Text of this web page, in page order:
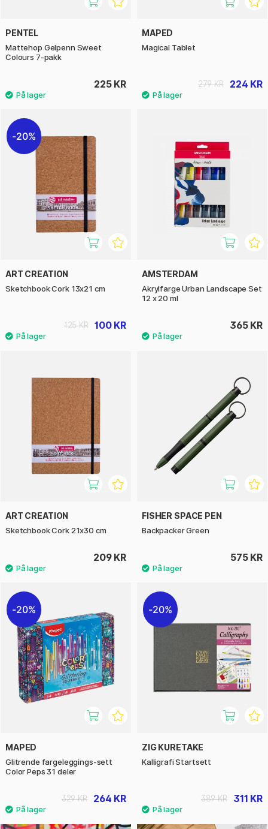
PENTEL
Mattehop Gelpenn Sweet
Colours 7-pakk
225 KR
MAPED
Magical Tablet
224 KR
279 KR
20%
ART CREATION
Sketchbook Cork 13x21 cm
100 KR
125 KR
AMSTERDAM
Akrylfarge Urban Landscape Set
12 x 20 ml
365 KR
ART CREATION
Sketchbook Cork 21x30 cm
209 KR
FISHER SPACE PEN
Backpacker Green
575 KR
20%
MAPED
Glitrende fargeleggings-sett
Color Peps 31 deler
264 KR
329 KR
20%
ZIG KURETAKE
Kalligrafi Startsett
311 KR
389 KR